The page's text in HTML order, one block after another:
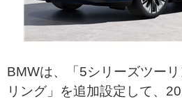
BMWは、「5シリーズツー
リング」を追加設定して、